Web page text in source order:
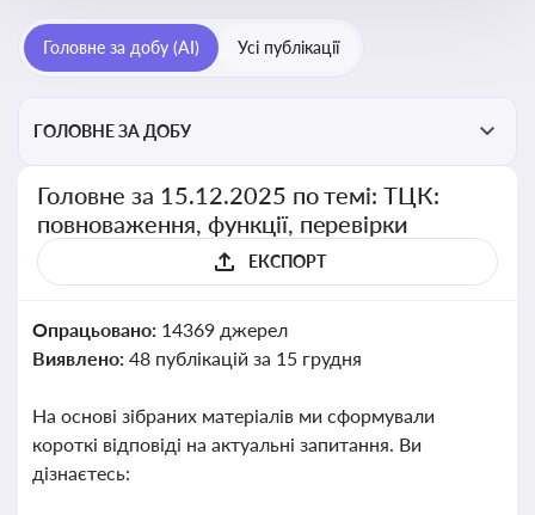
Головне за добу (AI) Усі публікації
ГОЛОВНЕ ЗА ДОБУ
Головне за 15.12.2025 по темі: ТЦК:
повноваження, функції, перевірки
ЕКСПОРТ
Опрацьовано: 14369 джерел
Виявлено: 48 публікацій за 15 грудня
На основі зібраних матеріалів ми сформували
короткі відповіді на актуальні запитання. Ви
дізнаєтесь: